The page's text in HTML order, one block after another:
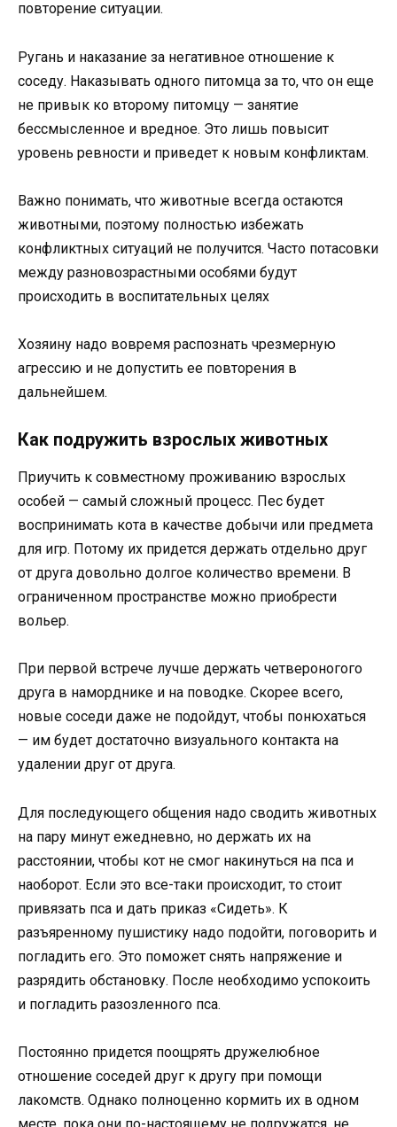
повторение ситуации.
Ругань и наказание за негативное отношение к
соседу. Наказывать одного питомца за то, что он еще
не привык ко второму питомцу — занятие
бессмысленное и вредное. Это лишь повысит
уровень ревности и приведет к новым конфликтам.
Важно понимать, что животные всегда остаются
животными, поэтому полностью избежать
конфликтных ситуаций не получится. Часто потасовки
между разновозрастными особями будут
происходить в воспитательных целях
Хозяину надо вовремя распознать чрезмерную
агрессию и не допустить ее повторения в
дальнейшем.
Как подружить взрослых животных
Приучить к совместному проживанию взрослых
особей — самый сложный процесс. Пес будет
воспринимать кота в качестве добычи или предмета
для игр. Потому их придется держать отдельно друг
от друга довольно долгое количество времени. В
ограниченном пространстве можно приобрести
вольер.
При первой встрече лучше держать четвероногого
друга в наморднике и на поводке. Скорее всего,
новые соседи даже не подойдут, чтобы понюхаться
— им будет достаточно визуального контакта на
удалении друг от друга.
Для последующего общения надо сводить животных
на пару минут ежедневно, но держать их на
расстоянии, чтобы кот не смог накинуться на пса и
наоборот. Если это все-таки происходит, то стоит
привязать пса и дать приказ «Сидеть». К
разъяренному пушистику надо подойти, поговорить и
погладить его. Это поможет снять напряжение и
разрядить обстановку. После необходимо успокоить
и погладить разозленного пса.
Постоянно придется поощрять дружелюбное
отношение соседей друг к другу при помощи
лакомств. Однако полноценно кормить их в одном